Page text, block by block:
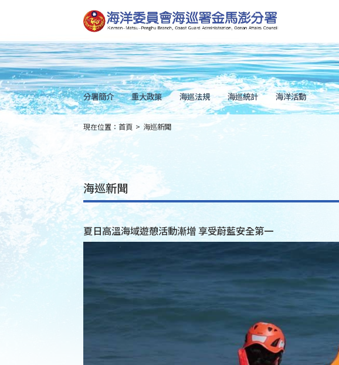
到
主
要
內
容
Skip
to
main
content
分署簡介 重大政策 海巡法規 海巡統計 海洋活動
::: 現在位置： 首頁 > 海巡新聞
海巡新聞
夏日高溫海域遊憩活動漸增 享受蔚藍安全第一